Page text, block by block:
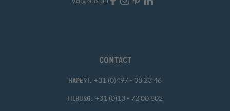
Contact
Hapert: +31 (0)497 - 38 23 46
Tilburg: +31 (0)13 - 72 00 802